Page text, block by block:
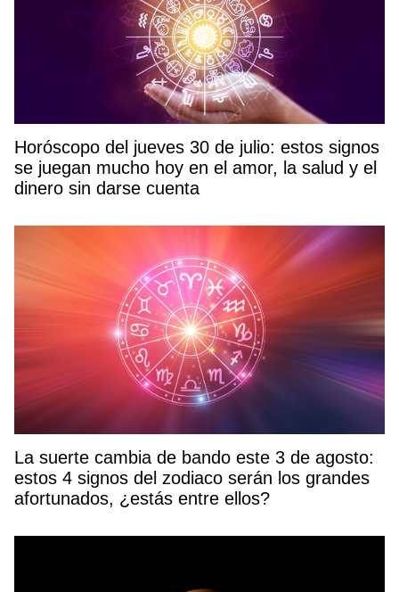
Horóscopo del jueves 30 de julio: estos signos
se juegan mucho hoy en el amor, la salud y el
dinero sin darse cuenta
La suerte cambia de bando este 3 de agosto:
estos 4 signos del zodiaco serán los grandes
afortunados, ¿estás entre ellos?